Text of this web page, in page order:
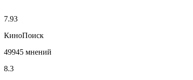
7.93
КиноПоиск
49945 мнений
8.3